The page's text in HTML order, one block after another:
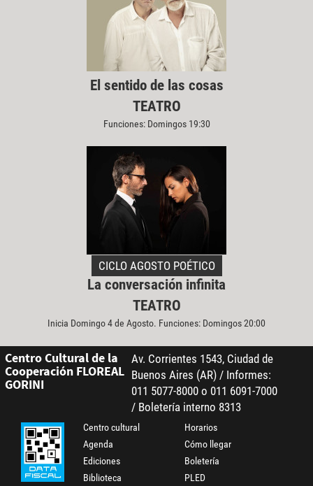
El sentido de las cosas
TEATRO
Funciones: Domingos 19:30
CICLO AGOSTO POÉTICO
La conversación infinita
TEATRO
Inicia Domingo 4 de Agosto. Funciones: Domingos 20:00
Centro Cultural de la
Cooperación FLOREAL
GORINI
Av. Corrientes 1543, Ciudad de
Buenos Aires (AR) / Informes:
011 5077-8000 o 011 6091-7000
/ Boletería interno 8313
Centro cultural
Agenda
Ediciones
Biblioteca
Horarios
Cómo llegar
Boletería
PLED